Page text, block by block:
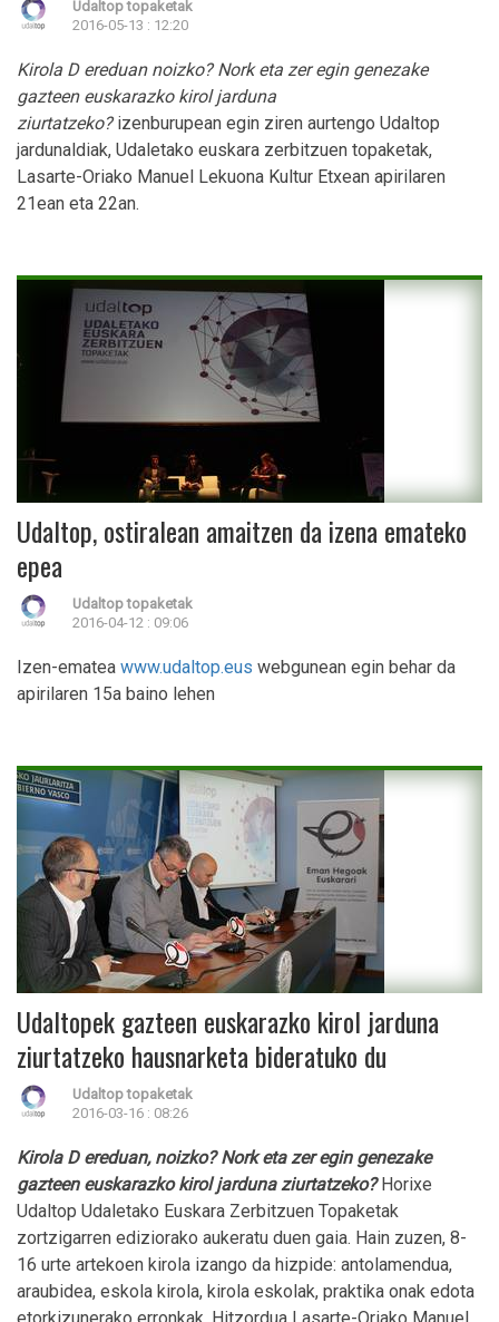
Udaltop topaketak
2016-05-13 : 12:20
Kirola D ereduan noizko? Nork eta zer egin genezake
gazteen euskarazko kirol jarduna
ziurtatzeko?izenburupean egin ziren aurtengo Udaltop
jardunaldiak, Udaletako euskara zerbitzuen topaketak,
Lasarte-Oriako Manuel Lekuona Kultur Etxean apirilaren
21ean eta 22an.
Udaltop, ostiralean amaitzen da izena emateko
epea
Udaltop topaketak
2016-04-12 : 09:06
Izen-ematea www.udaltop.eus webgunean egin behar da
apirilaren 15a baino lehen
Udaltopek gazteen euskarazko kirol jarduna
ziurtatzeko hausnarketa bideratuko du
Udaltop topaketak
2016-03-16 : 08:26
Kirola D ereduan, noizko? Nork eta zer egin genezake
gazteen euskarazko kirol jarduna ziurtatzeko?Horixe
Udaltop Udaletako Euskara Zerbitzuen Topaketak
zortzigarren ediziorako aukeratu duen gaia. Hain zuzen, 8-
16 urte artekoen kirola izango da hizpide: antolamendua,
araubidea, eskola kirola, kirola eskolak, praktika onak edota